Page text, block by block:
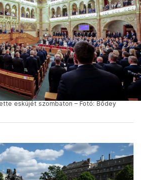
esküjét szombaton – Fotó: Bődey